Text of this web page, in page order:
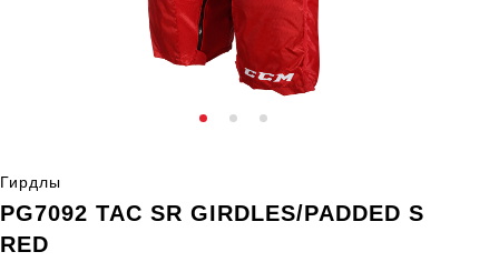
Гирдлы
PG7092 TAC SR GIRDLES/PADDED S
RED